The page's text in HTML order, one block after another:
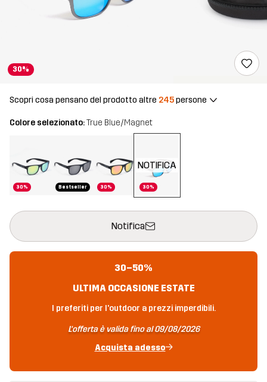
30%
Scopri cosa pensano del prodotto altre 245persone
Colore selezionato:True Blue/Magnet
30% Bestseller 30% 30%
NOTIFICA
Notifica
Questo tasto aprirà una finestra modale per confermare un
{{size}} non disponibile
30–50%
ULTIMA OCCASIONE ESTATE
I preferiti per l'outdoor a prezzi imperdibili.
L'offerta è valida fino al 09/08/2026
Acquista adesso